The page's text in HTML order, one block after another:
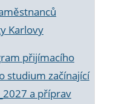
Karlovy
přijímacího
studium začínající
a příprav